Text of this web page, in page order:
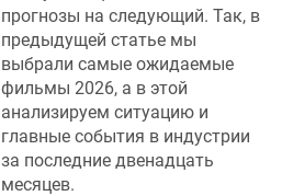
прогнозы на следующий. Так, в
предыдущей статье мы
выбрали самые ожидаемые
фильмы 2026, а в этой
анализируем ситуацию и
главные события в индустрии
за последние двенадцать
месяцев.